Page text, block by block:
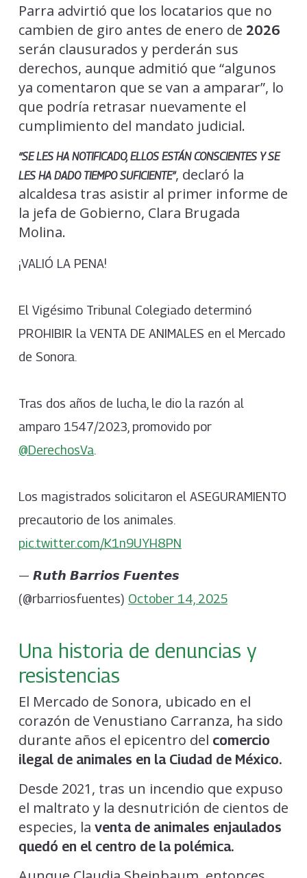
Parra advirtió que los locatarios que no
cambien de giro antes de enero de 2026
serán clausurados y perderán sus
derechos, aunque admitió que “algunos
ya comentaron que se van a amparar”, lo
que podría retrasar nuevamente el
cumplimiento del mandato judicial.
“SE LES HA NOTIFICADO, ELLOS ESTÁN CONSCIENTES Y SE
LES HA DADO TIEMPO SUFICIENTE”, declaró la
alcaldesa tras asistir al primer informe de
la jefa de Gobierno, Clara Brugada
Molina.
¡VALIÓ LA PENA!
El Vigésimo Tribunal Colegiado determinó
PROHIBIR la VENTA DE ANIMALES en el Mercado
de Sonora.
Tras dos años de lucha, le dio la razón al
amparo 1547/2023, promovido por
@DerechosVa.
Los magistrados solicitaron el ASEGURAMIENTO
precautorio de los animales.
pic.twitter.com/K1n9UYH8PN
— 𝙍𝙪𝙩𝙝 𝘽𝙖𝙧𝙧𝙞𝙤𝙨 𝙁𝙪𝙚𝙣𝙩𝙚𝙨
(@rbarriosfuentes) October 14, 2025
Una historia de denuncias y
resistencias
El Mercado de Sonora, ubicado en el
corazón de Venustiano Carranza, ha sido
durante años el epicentro del comercio
ilegal de animales en la Ciudad de México.
Desde 2021, tras un incendio que expuso
el maltrato y la desnutrición de cientos de
especies, la venta de animales enjaulados
quedó en el centro de la polémica.